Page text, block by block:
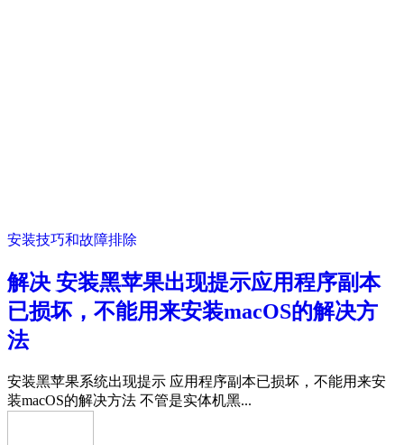
安装技巧和故障排除
解决 安装黑苹果出现提示应用程序副本
已损坏，不能用来安装macOS的解决方
法
安装黑苹果系统出现提示 应用程序副本已损坏，不能用来安
装macOS的解决方法 不管是实体机黑...